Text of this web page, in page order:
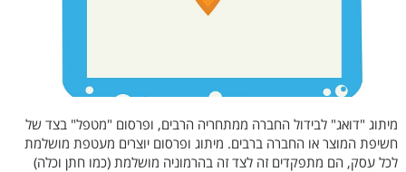
מיתוג "דואג" לבידול החברה ממתחריה הרבים, ופרסום "מטפל" בצד של
חשיפת המוצר או החברה ברבים. מיתוג ופרסום יוצרים מעטפת מושלמת
לכל עסק, הם מתפקדים זה לצד זה בהרמוניה מושלמת (כמו חתן וכלה)